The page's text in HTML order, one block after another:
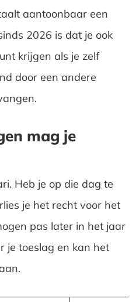
aantoonbaar een
2026 is dat je ook
krijgen als je zelf
door een andere
mag je
Heb je op die dag te
je het recht voor het
pas later in het jaar
je toeslag en kan het